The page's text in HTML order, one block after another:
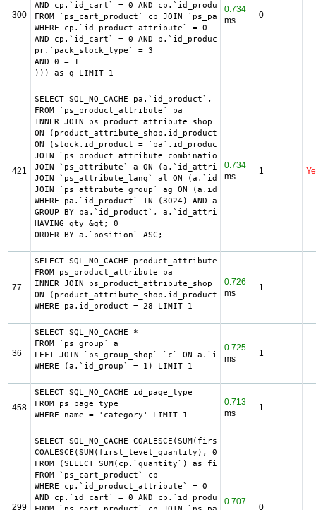
300
AND cp.`id_cart` = 0 AND cp.`id_product` = 2461
FROM `ps_cart_product` cp JOIN `ps_pack` p ON
WHERE cp.`id_product_attribute` = 0
AND cp.`id_cart` = 0 AND p.`id_product_item` = 2461
pr.`pack_stock_type` = 3
AND 0 = 1
))) as q LIMIT 1
0.734
ms
0
421
SELECT SQL_NO_CACHE pa.`id_product`, a.`color`,
FROM `ps_product_attribute` pa
INNER JOIN ps_product_attribute_shop
ON (product_attribute_shop.id_product_attribute =
ON (stock.id_product = `pa`.id_product AND
JOIN `ps_product_attribute_combination` pac ON
JOIN `ps_attribute` a ON (a.`id_attribute` =
JOIN `ps_attribute_lang` al ON (a.`id_attribute` =
JOIN `ps_attribute_group` ag ON (a.id_attribute_group =
WHERE pa.`id_product` IN (3024) AND ag.`is_color_group`
GROUP BY pa.`id_product`, a.`id_attribute`, `group_by`
HAVING qty &gt; 0
ORDER BY a.`position` ASC;
0.734
ms
1
77
SELECT SQL_NO_CACHE
FROM ps_product_attribute pa
INNER JOIN ps_product_attribute_shop
ON (product_attribute_shop.id_product_attribute =
WHERE pa.id_product = 28 LIMIT 1
0.726
ms
1
36
SELECT SQL_NO_CACHE *
FROM `ps_group` a
LEFT JOIN `ps_group_shop` `c` ON a.`id_group` =
WHERE (a.`id_group` = 1) LIMIT 1
0.725
ms
1
458
SELECT SQL_NO_CACHE id_page_type
FROM ps_page_type
WHERE name = 'category' LIMIT 1
0.713
ms
1
299
SELECT SQL_NO_CACHE
COALESCE(SUM(first_level_quantity), 0) as quantity
FROM (SELECT SUM(cp.`quantity`) as
FROM `ps_cart_product` cp
WHERE cp.`id_product_attribute` = 0
AND cp.`id_cart` = 0 AND cp.`id_product` = 3730
0.707
0